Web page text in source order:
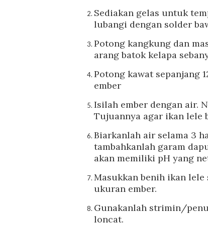
Sediakan gelas untuk
lubangi dengan solder
Potong kangkung dan
arang batok kelapa
Potong kawat sepanjang
ember
Isilah ember dengan air.
Tujuannya agar ikan lele
Biarkanlah air selama 3
tambahkanlah garam
akan memiliki pH yang
Masukkan benih ikan
ukuran ember.
Gunakanlah strimin/
loncat.